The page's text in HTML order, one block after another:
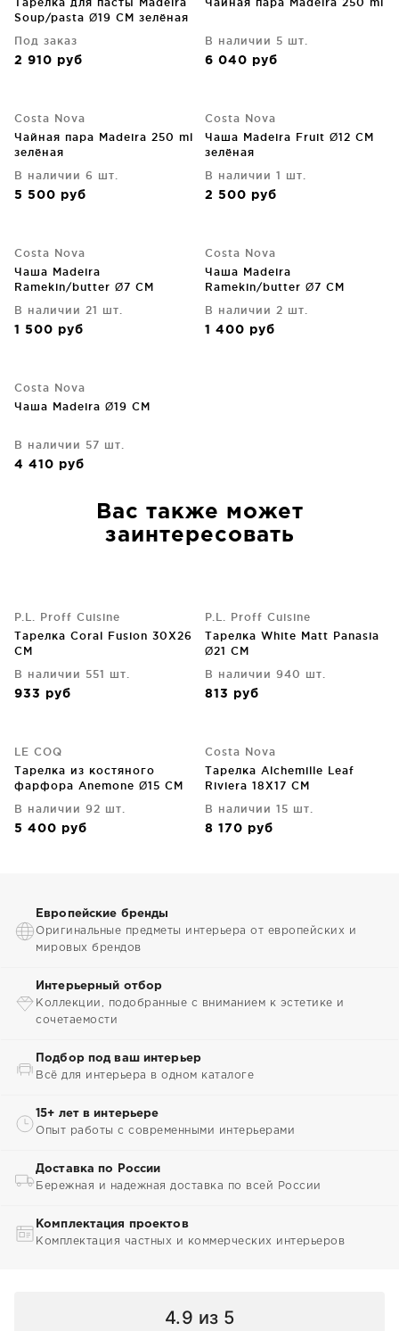
Soup/pasta Ø19 CM зелёная
Под заказ
2 910 руб
В наличии 5 шт.
6 040 руб
Costa Nova
Чайная пара Madeira 250 ml
зелёная
В наличии 6 шт.
5 500 руб
Costa Nova
Чаша Madeira Fruit Ø12 CM
зелёная
В наличии 1 шт.
2 500 руб
Costa Nova
Чаша Madeira
Ramekin/butter Ø7 CM
В наличии 21 шт.
1 500 руб
Costa Nova
Чаша Madeira
Ramekin/butter Ø7 CM
В наличии 2 шт.
1 400 руб
Costa Nova
Чаша Madeira Ø19 CM
В наличии 57 шт.
4 410 руб
Вас также может
заинтересовать
P.L. Proff Cuisine
Тарелка Coral Fusion 30X26
CM
В наличии 551 шт.
933 руб
P.L. Proff Cuisine
Тарелка White Matt Panasia
Ø21 CM
В наличии 940 шт.
813 руб
LE COQ
Тарелка из костяного
фарфора Anemone Ø15 CM
В наличии 92 шт.
5 400 руб
Costa Nova
Тарелка Alchemille Leaf
Riviera 18X17 CM
В наличии 15 шт.
8 170 руб
Европейские бренды
Оригинальные предметы интерьера от европейских и
мировых брендов
Интерьерный отбор
Коллекции, подобранные с вниманием к эстетике и
сочетаемости
Подбор под ваш интерьер
Всё для интерьера в одном каталоге
15+ лет в интерьере
Опыт работы с современными интерьерами
Доставка по России
Бережная и надежная доставка по всей России
Комплектация проектов
Комплектация частных и коммерческих интерьеров
4.9 из 5